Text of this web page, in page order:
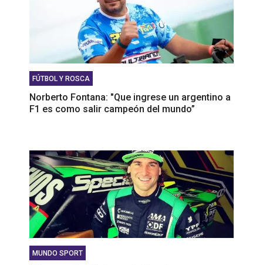
FÚTBOL Y ROSCA
Norberto Fontana: "Que ingrese un argentino a
F1 es como salir campeón del mundo”
MUNDO SPORT